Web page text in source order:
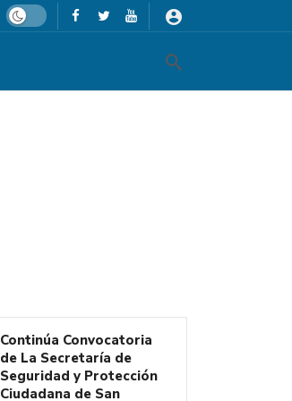
Dark mode
Continúa Convocatoria
de La Secretaría de
Seguridad y Protección
Ciudadana de San